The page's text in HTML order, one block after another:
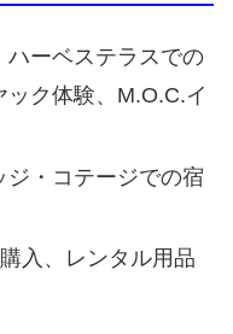
ハーベステラスでの
ク体験、M.O.C.イ
ジ・コテージでの宿
入、レンタル用品